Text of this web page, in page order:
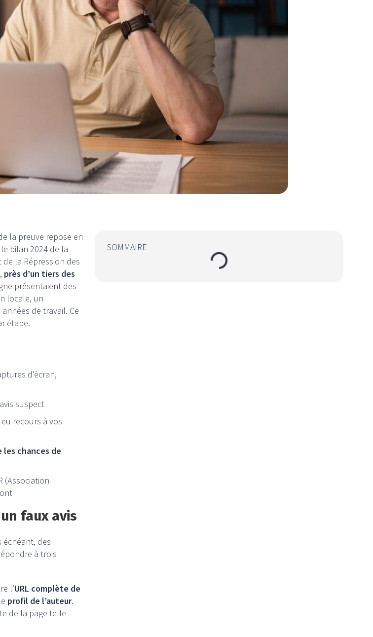
la preuve repose en
bilan 2024 de la
de la Répression des
près d’un tiers des
présentaient des
locale, un
de travail. Ce
étape.
d’écran,
suspect
recours à vos
les chances de
(Association
faux avis
échéant, des
à trois
l’URL complète de
profil de l’auteur.
de la page telle
SOMMAIRE